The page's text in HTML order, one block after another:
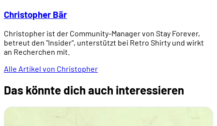
Christopher Bär
Christopher ist der Community-Manager von Stay Forever,
betreut den "Insider", unterstützt bei Retro Shirty und wirkt
an Recherchen mit.
Alle Artikel von Christopher
Das könnte dich auch interessieren